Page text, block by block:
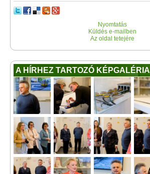
Nyomtatás
Küldés e-mailben
Az oldal tetejére
A HÍRHEZ TARTOZÓ KÉPGALÉRIA